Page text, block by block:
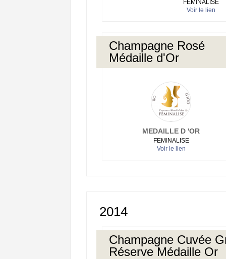
FEMINALISE
Voir le lien
Champagne Rosé
Médaille d'Or
MEDAILLE D 'OR
FEMINALISE
Voir le lien
2014
Champagne Cuvée
Réserve Médaille Or